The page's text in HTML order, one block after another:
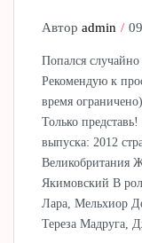
Авторadmin
Попался
Рекомендую к
время
Только
выпуска: 2012
Великобритания
Якимовский В
Лара, Мельхиор
Тереза Мадруга,